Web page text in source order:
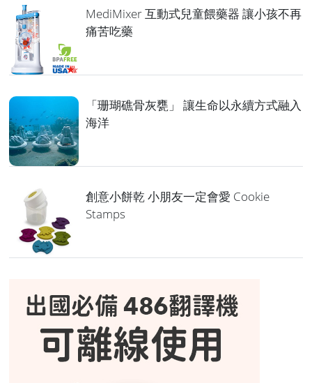
MediMixer 互動式兒童餵藥器 讓小孩不再
痛苦吃藥
「珊瑚礁骨灰甕」 讓生命以永續方式融入
海洋
創意小餅乾 小朋友一定會愛 Cookie
Stamps